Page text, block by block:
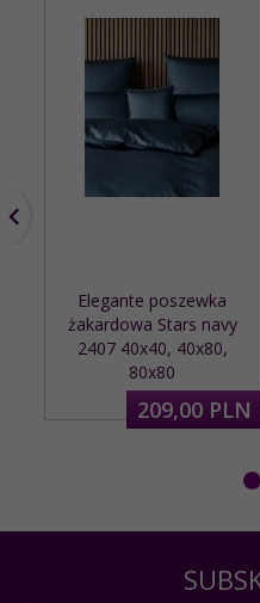
Elegante poszewka
żakardowa Stars navy
2407 40x40, 40x80,
80x80
209,00 PLN